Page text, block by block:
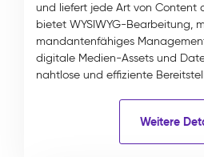
und liefert jede Art von Content
bietet WYSIWYG-Bearbeitung,
mandantenfähiges
digitale Medien-Assets und
nahtlose und effiziente
Weitere